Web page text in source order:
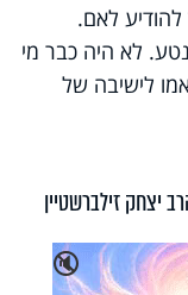
לאם.
נטע. לא היה כבר מי
לישיבה של
יצחק זילברשטיין
🔇